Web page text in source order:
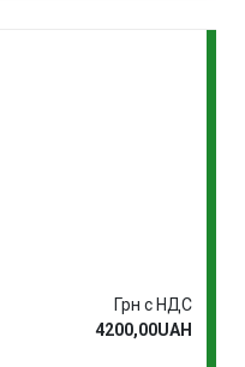
Грн с НДС
4200,00UAH